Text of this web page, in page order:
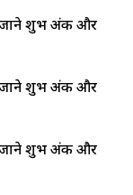
शुभ अंक और
शुभ अंक और
शुभ अंक और